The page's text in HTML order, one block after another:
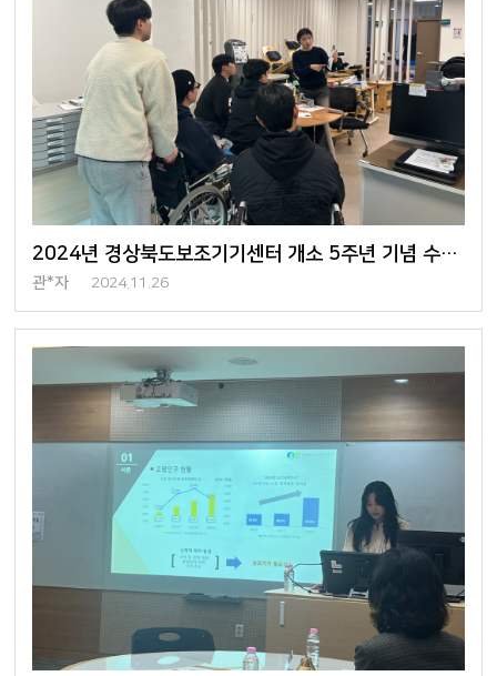
2024년 경상북도보조기기센터 개소 5주년 기념 수리지원 사업 실시
관*자 2024.11.26